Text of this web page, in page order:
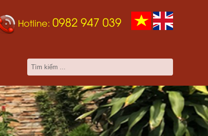
Hotline: 0982 947 039